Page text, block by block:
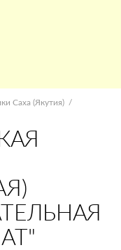
Саха (Якутия)